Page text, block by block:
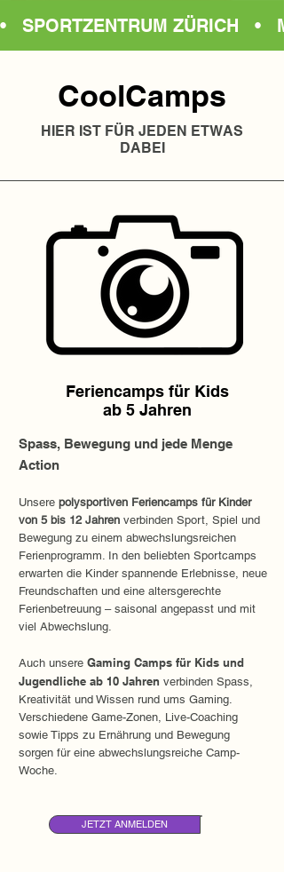
•   SPORTZENTRUM ZÜRICH
CoolCamps
HIER IST FÜR JEDEN ETWAS
DABEI
Feriencamps für Kids
ab 5 Jahren
Spass, Bewegung und jede Menge
Action
Unsere polysportiven Feriencamps für Kinder
von 5 bis 12 Jahren verbinden Sport, Spiel und
Bewegung zu einem abwechslungsreichen
Ferienprogramm. In den beliebten Sportcamps
erwarten die Kinder spannende Erlebnisse, neue
Freundschaften und eine altersgerechte
Ferienbetreuung – saisonal angepasst und mit
viel Abwechslung.
Auch unsere Gaming Camps für Kids und
Jugendliche ab 10 Jahren verbinden Spass,
Kreativität und Wissen rund ums Gaming.
Verschiedene Game-Zonen, Live-Coaching
sowie Tipps zu Ernährung und Bewegung
sorgen für eine abwechslungsreiche Camp-
Woche.
JETZT ANMELDEN